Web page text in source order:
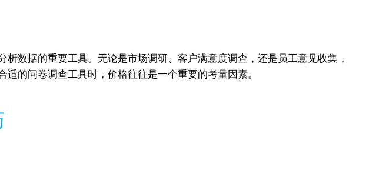
数据的重要工具。无论是市场调研、客户满意度调查，还是员工意见收集，
的问卷调查工具时，价格往往是一个重要的考量因素。